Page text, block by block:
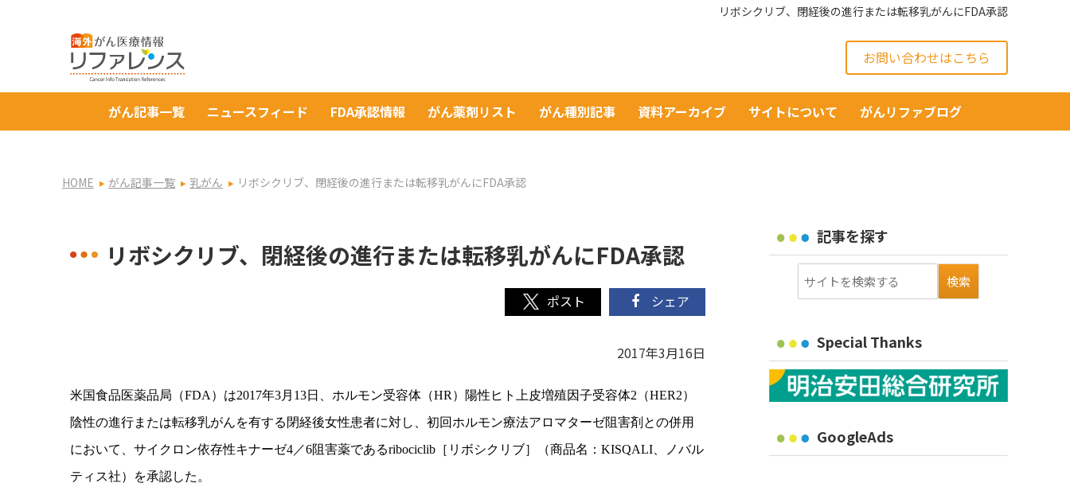
リボシクリブ、閉経後の進行または転移乳がんにFDA承認
お問い合わせはこちら
がん記事一覧 ニュースフィード FDA承認情報 がん薬剤リスト がん種別記事 資料アーカイブ サイトについて がんリファブログ
HOME がん記事一覧 乳がん リボシクリブ、閉経後の進行または転移乳がんにFDA承認
リボシクリブ、閉経後の進行または転移乳がんにFDA承認
シェア
2017年3月16日
米国食品医薬品局（FDA ）は2017年3月 13日、ホルモン受容体（HR ）陽性ヒト上皮増殖因子受容体2 （HER2）
陰性の進行または転移乳がんを有する閉経後女性患者に対し、初回ホルモン療法アロマターゼ阻害剤との併用
において、サイクロン依存性キナーゼ4／6阻害薬であるribociclib ［リボシクリブ］（商品名： KISQALI 、ノバル
ティス社）を承認した。
記事を探す
Special Thanks
GoogleAds